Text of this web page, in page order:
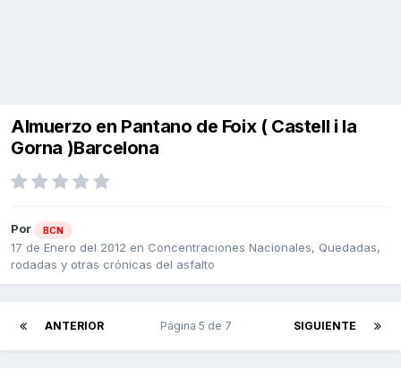
Almuerzo en Pantano de Foix ( Castell i la
Gorna )Barcelona
Por BCN
17 de Enero del 2012 en Concentraciones Nacionales, Quedadas,
rodadas y otras crónicas del asfalto
ANTERIOR SIGUIENTE
Página 5 de 7